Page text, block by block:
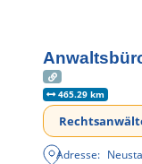
465.29 km
Adresse: